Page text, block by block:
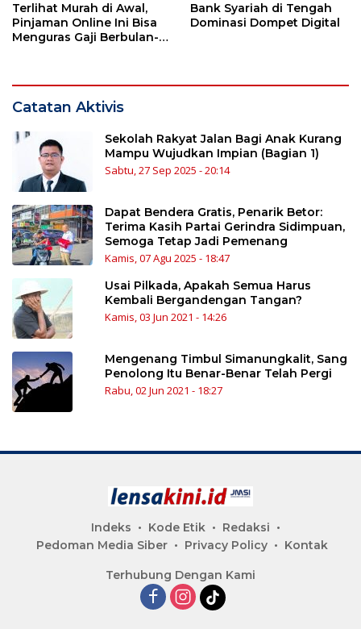
Terlihat Murah di Awal,
Pinjaman Online Ini Bisa
Menguras Gaji Berbulan-
Bank Syariah di Tengah
Dominasi Dompet Digital
Catatan Aktivis
Sekolah Rakyat Jalan Bagi Anak Kurang
Mampu Wujudkan Impian (Bagian 1)
Sabtu, 27 Sep 2025 - 20:14
Dapat Bendera Gratis, Penarik Betor:
Terima Kasih Partai Gerindra Sidimpuan,
Semoga Tetap Jadi Pemenang
Kamis, 07 Agu 2025 - 18:47
Usai Pilkada, Apakah Semua Harus
Kembali Bergandengan Tangan?
Kamis, 03 Jun 2021 - 14:26
Mengenang Timbul Simanungkalit, Sang
Penolong Itu Benar-Benar Telah Pergi
Rabu, 02 Jun 2021 - 18:27
Indeks Kode Etik
Redaksi
Pedoman Media Siber
Privacy Policy Kontak
Terhubung Dengan Kami